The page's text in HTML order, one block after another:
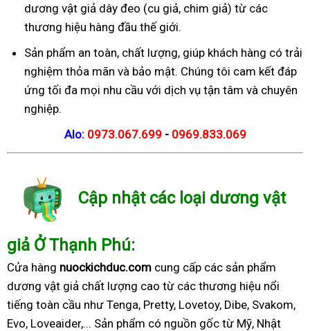
dương vật giả dây đeo (cu giả, chim giả) từ các
thương hiệu hàng đầu thế giới.
Sản phẩm an toàn, chất lượng, giúp khách hàng có trải
nghiệm thỏa mãn và bảo mật. Chúng tôi cam kết đáp
ứng tối đa mọi nhu cầu với dịch vụ tận tâm và chuyên
nghiệp.
Alo:0973.067.699 - 0969.833.069
Cập nhật các loại dương vật
giả Ở Thạnh Phú:
Cửa hàng nuockichduc.com cung cấp các sản phẩm
dương vật giả chất lượng cao từ các thương hiệu nổi
tiếng toàn cầu như Tenga, Pretty, Lovetoy, Dibe, Svakom,
Evo, Loveaider,... Sản phẩm có nguồn gốc từ Mỹ, Nhật